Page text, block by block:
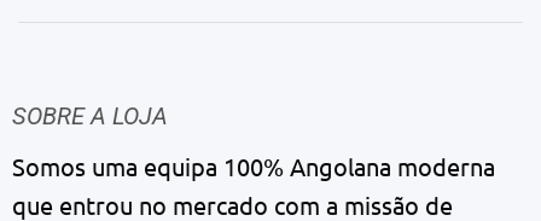
SOBRE A LOJA
Somos uma equipa 100% Angolana moderna
que entrou no mercado com a missão de